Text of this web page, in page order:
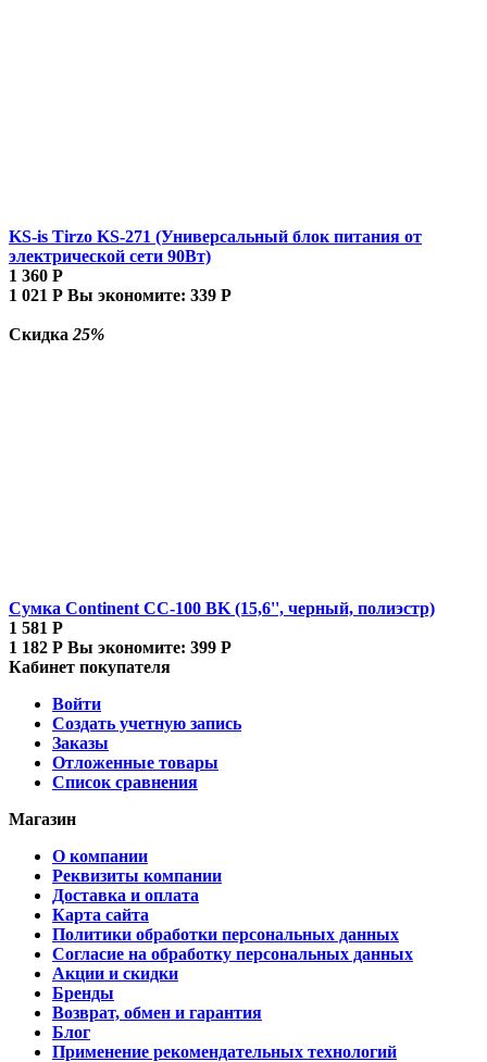
KS-is Tirzo KS-271 (Универсальный блок питания от
электрической сети 90Вт)
1 360 Р
1 021 Р Вы экономите: 339 Р
Скидка 25%
Сумка Continent CC-100 BK (15,6'', черный, полиэстр)
1 581 Р
1 182 Р Вы экономите: 399 Р
Кабинет покупателя
Войти
Создать учетную запись
Заказы
Отложенные товары
Список сравнения
Магазин
О компании
Реквизиты компании
Доставка и оплата
Карта сайта
Политики обработки персональных данных
Согласие на обработку персональных данных
Акции и скидки
Бренды
Возврат, обмен и гарантия
Блог
Применение рекомендательных технологий